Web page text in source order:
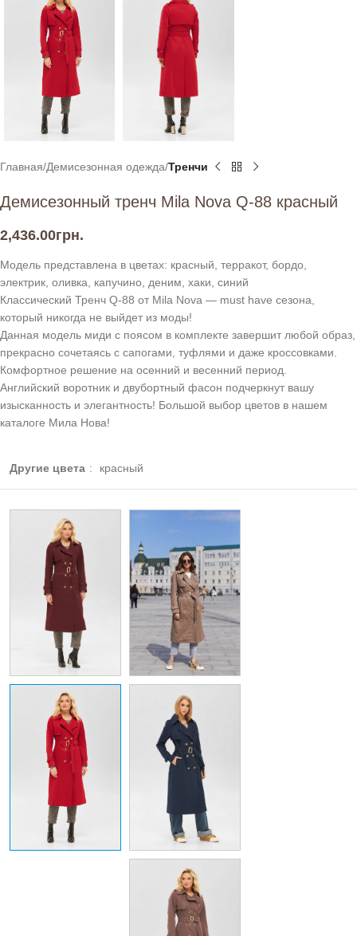
Главная Демисезонная одежда Тренчи
Демисезонный тренч Mila Nova Q-88 красный
2,436.00грн.
Модель представлена в цветах: красный, терракот, бордо,
электрик, оливка, капучино, деним, хаки, синий
Классический Тренч Q-88 от Mila Nova — must have сезона,
который никогда не выйдет из моды!
Данная модель миди с поясом в комплекте завершит любой образ,
прекрасно сочетаясь с сапогами, туфлями и даже кроссовками.
Комфортное решение на осенний и весенний период.
Английский воротник и двубортный фасон подчеркнут вашу
изысканность и элегантность! Большой выбор цветов в нашем
каталоге Мила Нова!
Другие цвета : красный